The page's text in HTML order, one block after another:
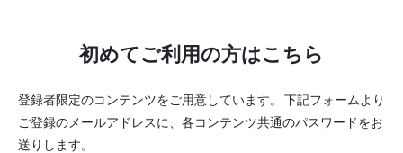
初めてご利用の方はこちら
登録者限定のコンテンツをご用意しています。
下記フォームより
ご登録のメールアドレスに、各コンテンツ共通のパスワードをお
送りします。